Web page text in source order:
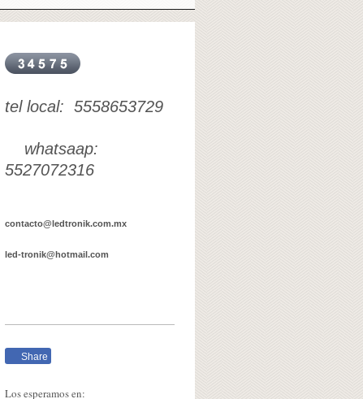
tel local: 5558653729
whatsaap:
5527072316
contacto@ledtronik.com.mx
led-tronik@hotmail.com
Share
Los esperamos en: